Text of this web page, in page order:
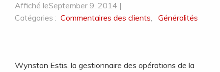
Affiché leSeptember 9, 2014 |
Catégories : Commentaires des clients, Généralités
Wynston Estis, la gestionnaire des opérations de la